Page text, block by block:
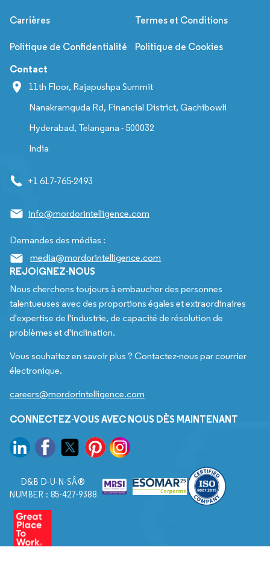
Carrières Termes et Conditions
Politique de Confidentialité Politique de Cookies
Contact
11th Floor, Rajapushpa Summit
Nanakramguda Rd, Financial District, Gachibowli
Hyderabad, Telangana - 500032
India
+1 617-765-2493
info@mordorintelligence.com
Demandes des médias :
media@mordorintelligence.com
REJOIGNEZ-NOUS
Nous cherchons toujours à embaucher des personnes
talentueuses avec des proportions égales et extraordinaires
d'expertise de l'industrie, de capacité de résolution de
problèmes et d'inclination.
Vous souhaitez en savoir plus ? Contactez-nous par courrier
électronique.
careers@mordorintelligence.com
CONNECTEZ-VOUS AVEC NOUS DÈS MAINTENANT
D&B D-U-N-SÂ®
NUMBER : 85-427-9388